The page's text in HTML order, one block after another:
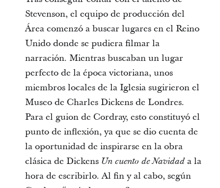
Stevenson, el equipo de producción del
Área comenzó a buscar lugares en el Reino
Unido donde se pudiera filmar la
narración. Mientras buscaban un lugar
perfecto de la época victoriana, unos
miembros locales de la Iglesia sugirieron el
Museo de Charles Dickens de Londres.
Para el guion de Cordray, esto constituyó el
punto de inflexión, ya que se dio cuenta de
la oportunidad de inspirarse en la obra
clásica de Dickens Un cuento de Navidada la
hora de escribirlo. Al fin y al cabo, según